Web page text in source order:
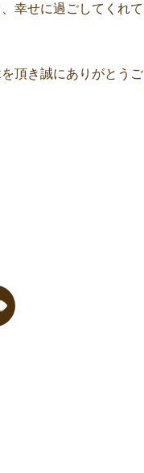
幸せに過ごしてくれて
頂き誠にありがとうご